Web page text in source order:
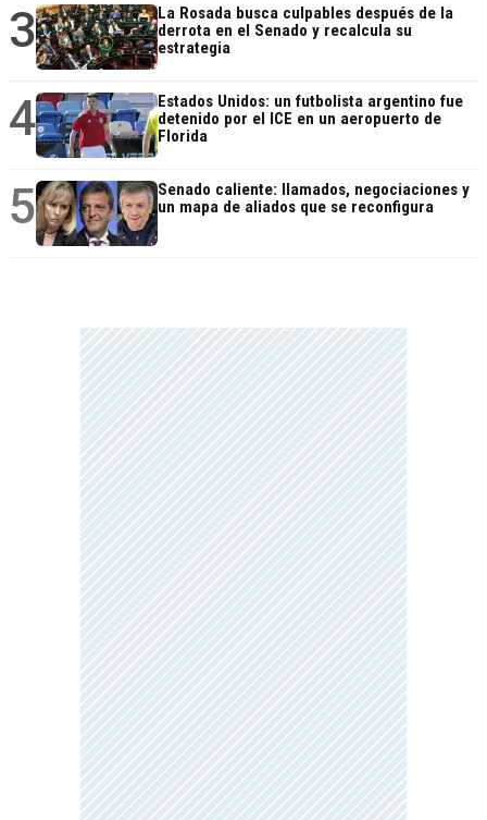
3
La Rosada busca culpables después de la
derrota en el Senado y recalcula su
estrategia
4
Estados Unidos: un futbolista argentino fue
detenido por el ICE en un aeropuerto de
Florida
5
Senado caliente: llamados, negociaciones y
un mapa de aliados que se reconfigura